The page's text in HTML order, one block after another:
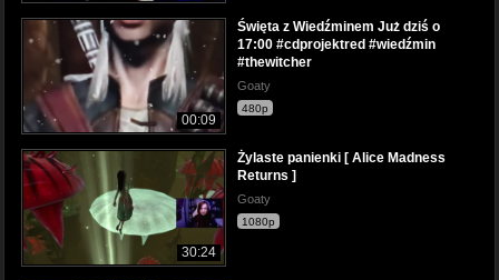
00:09
Święta z Wiedźminem Już dziś o
17:00 #cdprojektred #wiedźmin
#thewitcher
Goaty
480p
30:24
Żylaste panienki [ Alice Madness
Returns ]
Goaty
1080p